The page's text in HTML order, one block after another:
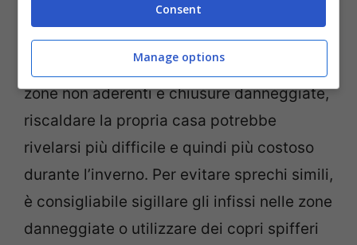
Se quest’ultimi presentano irregolarità,
zone non aderenti e chiusure danneggiate,
riscaldare la propria casa potrebbe
rivelarsi più difficile e quindi più costoso
durante l’inverno. Per evitare sprechi simili,
è consigliabile sigillare gli infissi nelle zone
danneggiate o utilizzare dei copri spifferi
Consent
Manage options